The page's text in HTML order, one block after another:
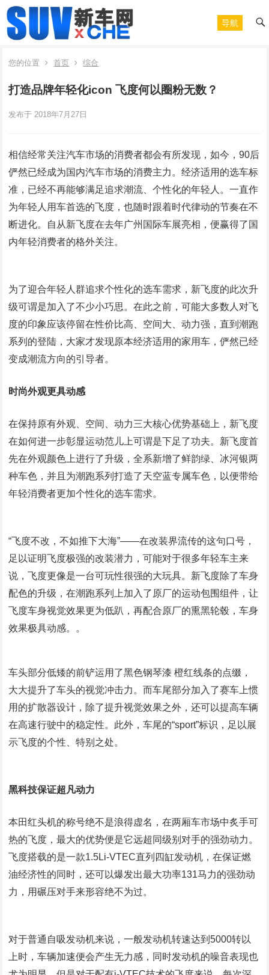
导航
您的位置 首页 综合
打造品牌年轻化icon 飞度何以圈粉无数？
发布于 2018年7月27日
相信经常关注汽车市场的消费者都会有所发现，如今，90后
俨然已经成为国内汽车市场的消费主力。经济适用的选车标
准，已经不再能够满足追求潮流、个性化的年轻人。一直作
为年轻人用车首选的飞度，也随时跟着时代律动的节奏在不
断进化。自从新飞度在去年广州国际车展亮相，便赢得了国
内年轻消费者的格外关注。
为了迎合年轻人群追求个性化的选车需求，新飞度的此次升
级可谓是加入了不少小巧思。在此之前，可能大多数人对飞
度的印象应该停留在性价比高、空间大、动力强，直到潮跑
系列的登陆，大家才发现原本经济适用的家用车，俨然已经
变成潮流方向的引导者。
时尚外观更具动感
在保持原有外观、空间、动力三大核心优势基础上，新飞度
在如何进一步彰显运动范儿上可谓是下足了功夫。新飞度首
先在外观颜色上进行了升级，全系新增了鲜韵绿、冰河银两
种车色，并且为潮跑系列打造了天空蓝专属车色，以便带给
年轻消费者更加个性化的选车需求。
“飞度不改，不如推下大海”——在改装界流传的这句口号，
足以证明飞度极强的改装潜力，可能对于很多年轻车主来
说，飞度更像是一台可玩性很强的大玩具。新飞度除了车身
配色的升级，在潮跑系列上加入了原厂的运动包围组件，让
飞度车身视觉效果更为低趴，再配合原厂的熏黑轮毂，车身
效果极具动感。。
车头部分低矮的前铲运用了黑色钢琴漆 橙红线条的点缀，
大大提升了车头的视觉冲击力。而车尾部分加入了赛车上惯
用的扩散器设计，除了提升视觉效果之外，还可以提高车辆
在高速行驶中的稳定性。此外，车尾的“sport”标识，足以展
示飞度的个性、特别之处。
黑科技保证超凡动力
本田红头机的称号绝不是浪得虚名，在两厢车市场中炙手可
热的飞度，最大的优势便是它远超同级别对手的强劲动力。
飞度搭载的是一款1.5Li-VTEC直列四缸发动机，在保证燃
油经济性的同时，还可以爆发出最大功率131马力的强劲动
力，用碾压对手来形容绝不为过。
对于普通自吸发动机来说，一般发动机转速达到5000转以
上时，车辆加速便会产生无力感，同时发动机的噪音表现也